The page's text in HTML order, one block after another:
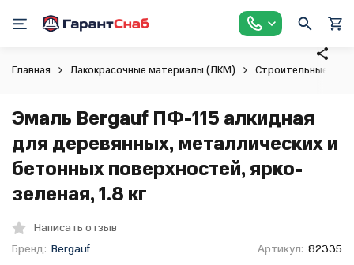
Главная Лакокрасочные материалы (ЛКМ) Строительные
Эмаль Bergauf ПФ-115 алкидная
для деревянных, металлических и
бетонных поверхностей, ярко-
зеленая, 1.8 кг
Написать отзыв
Бренд: Bergauf Артикул: 82335